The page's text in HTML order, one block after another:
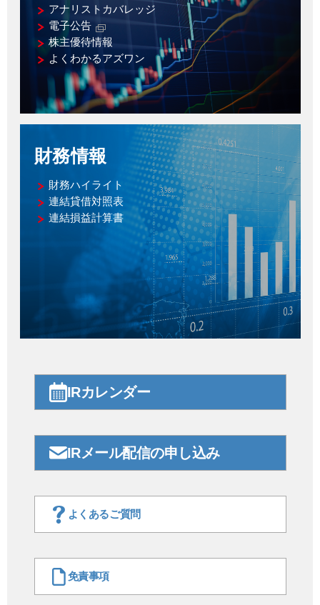
アナリストカバレッジ
電子公告
株主優待情報
よくわかるアズワン
財務情報
財務ハイライト
連結貸借対照表
連結損益計算書
IRカレンダー
IRメール配信の申し込み
よくあるご質問
免責事項